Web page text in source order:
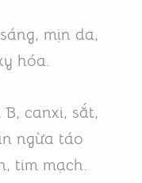
mịn da,
hóa.
canxi, sắt,
ngừa táo
tim mạch.